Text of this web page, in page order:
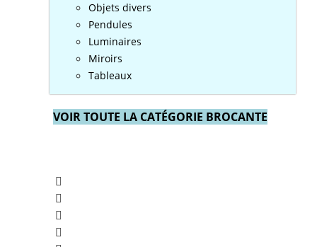
Objets divers
Pendules
Luminaires
Miroirs
Tableaux
VOIR TOUTE LA CATÉGORIE BROCANTE